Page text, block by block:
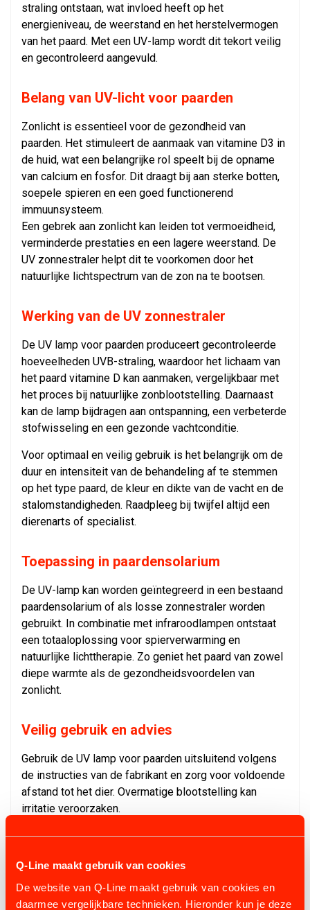
Q-Line maakt gebruik van cookies
De website van Q-Line maakt gebruik van cookies en
daarmee vergelijkbare technieken. Hieronder kun je deze
straling ontstaan, wat invloed heeft op het
energieniveau, de weerstand en het herstelvermogen
van het paard. Met een UV-lamp wordt dit tekort veilig
en gecontroleerd aangevuld.
Belang van UV-licht voor paarden
Zonlicht is essentieel voor de gezondheid van
paarden. Het stimuleert de aanmaak van vitamine D3 in
de huid, wat een belangrijke rol speelt bij de opname
van calcium en fosfor. Dit draagt bij aan sterke botten,
soepele spieren en een goed functionerend
immuunsysteem.
Een gebrek aan zonlicht kan leiden tot vermoeidheid,
verminderde prestaties en een lagere weerstand. De
UV zonnestraler helpt dit te voorkomen door het
natuurlijke lichtspectrum van de zon na te bootsen.
Werking van de UV zonnestraler
De UV lamp voor paarden produceert gecontroleerde
hoeveelheden UVB-straling, waardoor het lichaam van
het paard vitamine D kan aanmaken, vergelijkbaar met
het proces bij natuurlijke zonblootstelling. Daarnaast
kan de lamp bijdragen aan ontspanning, een verbeterde
stofwisseling en een gezonde vachtconditie.
Voor optimaal en veilig gebruik is het belangrijk om de
duur en intensiteit van de behandeling af te stemmen
op het type paard, de kleur en dikte van de vacht en de
stalomstandigheden. Raadpleeg bij twijfel altijd een
dierenarts of specialist.
Toepassing in paardensolarium
De UV-lamp kan worden geïntegreerd in een bestaand
paardensolarium of als losse zonnestraler worden
gebruikt. In combinatie met infraroodlampen ontstaat
een totaaloplossing voor spierverwarming en
natuurlijke lichttherapie. Zo geniet het paard van zowel
diepe warmte als de gezondheidsvoordelen van
zonlicht.
Veilig gebruik en advies
Gebruik de UV lamp voor paarden uitsluitend volgens
de instructies van de fabrikant en zorg voor voldoende
afstand tot het dier. Overmatige blootstelling kan
irritatie veroorzaken.
constante en veilige werking.